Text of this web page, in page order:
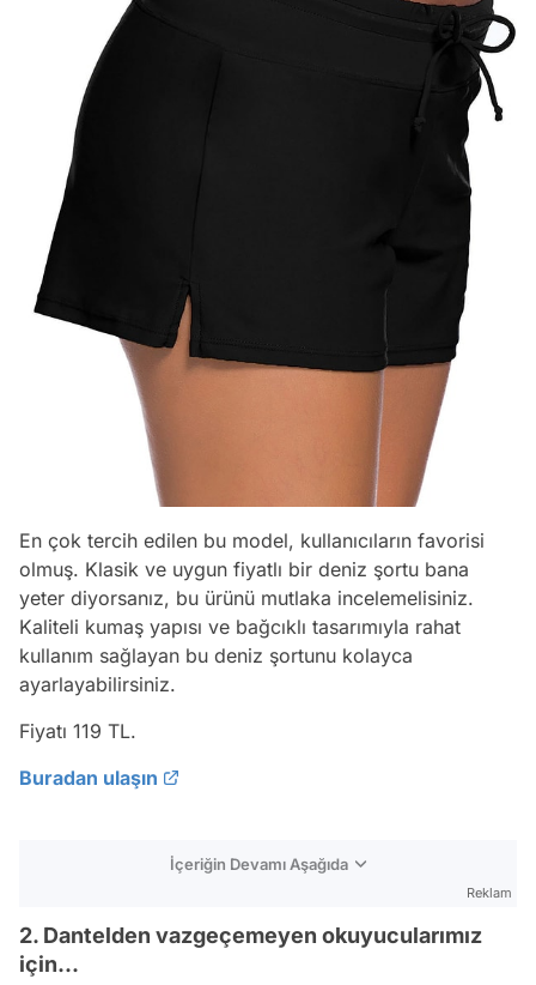
En çok tercih edilen bu model, kullanıcıların favorisi
olmuş. Klasik ve uygun fiyatlı bir deniz şortu bana
yeter diyorsanız, bu ürünü mutlaka incelemelisiniz.
Kaliteli kumaş yapısı ve bağcıklı tasarımıyla rahat
kullanım sağlayan bu deniz şortunu kolayca
ayarlayabilirsiniz.
Fiyatı 119 TL.
Buradan ulaşın
İçeriğin Devamı Aşağıda
Reklam
2. Dantelden vazgeçemeyen okuyucularımız
için...